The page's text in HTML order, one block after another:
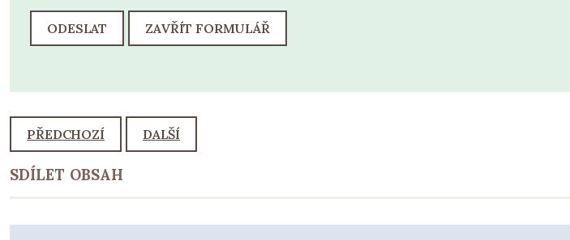
ODESLAT ZAVŘÍT FORMULÁŘ
PŘEDCHOZÍ DALŠÍ
SDÍLET OBSAH